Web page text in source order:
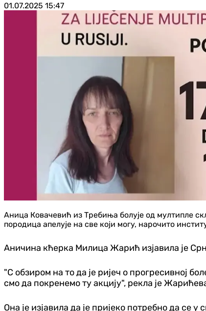
01.07.2025 15:47
Аница Ковачевић из Требиња болује од мултипле
породица апелује на све који могу, нарочито
Аничина кћерка Милица Жарић изјавила је
"С обзиром на то да је ријеч о прогресивној
смо да покренемо ту акцију", рекла је
Она је изјавила да је пријеко потребно да се